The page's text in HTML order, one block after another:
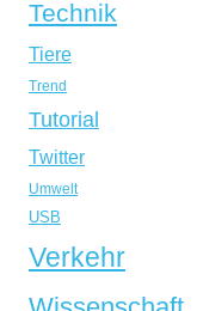
Technik
Tiere
Trend
Tutorial
Twitter
Umwelt
USB
Verkehr